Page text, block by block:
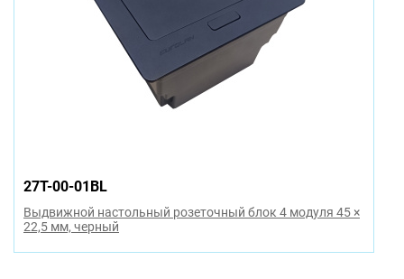
27T-00-01BL
Выдвижной настольный розеточный блок 4 модуля 45 ×
22,5 мм, черный